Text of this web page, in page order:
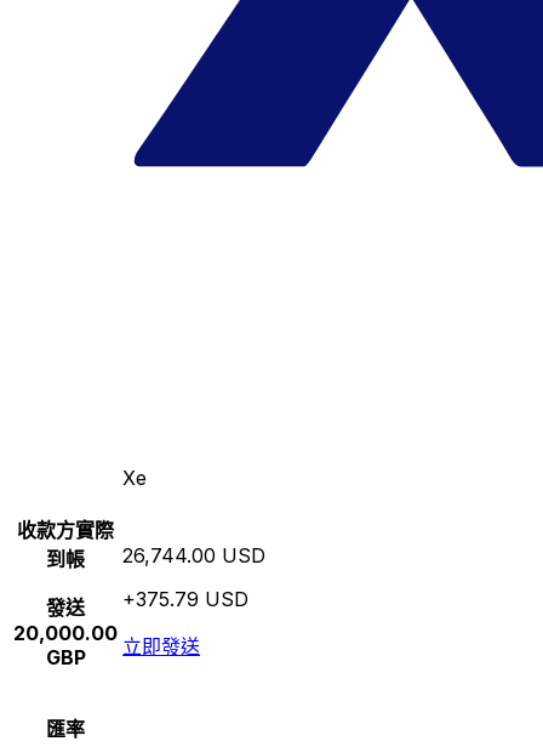
Xe
收款方實際
到帳
發送
20,000.00
GBP
26,744.00 USD
+375.79 USD
立即發送
匯率